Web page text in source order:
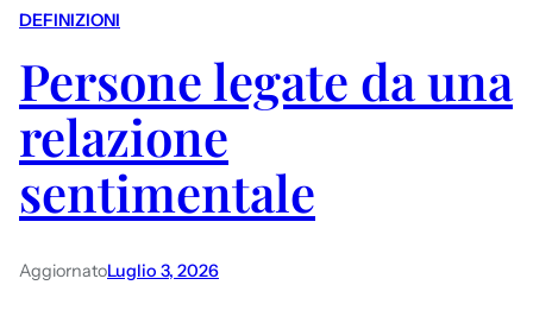
DEFINIZIONI
Persone legate da una
relazione
sentimentale
AggiornatoLuglio 3, 2026